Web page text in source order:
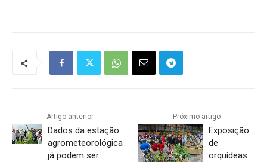
Artigo anterior
Dados da estação
agrometeorológica
já podem ser
Próximo artigo
Exposição
de
orquídeas